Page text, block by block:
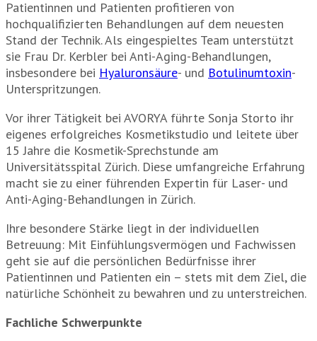
Patientinnen und Patienten profitieren von
hochqualifizierten Behandlungen auf dem neuesten
Stand der Technik. Als eingespieltes Team unterstützt
sie Frau Dr. Kerbler bei Anti-Aging-Behandlungen,
insbesondere bei Hyaluronsäure- und Botulinumtoxin-
Unterspritzungen.
Vor ihrer Tätigkeit bei AVORYA führte Sonja Storto ihr
eigenes erfolgreiches Kosmetikstudio und leitete über
15 Jahre die Kosmetik-Sprechstunde am
Universitätsspital Zürich. Diese umfangreiche Erfahrung
macht sie zu einer führenden Expertin für Laser- und
Anti-Aging-Behandlungen in Zürich.
Ihre besondere Stärke liegt in der individuellen
Betreuung: Mit Einfühlungsvermögen und Fachwissen
geht sie auf die persönlichen Bedürfnisse ihrer
Patientinnen und Patienten ein – stets mit dem Ziel, die
natürliche Schönheit zu bewahren und zu unterstreichen.
Fachliche Schwerpunkte